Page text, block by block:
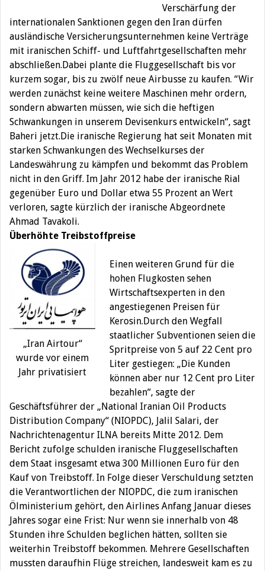
Verschärfung der
internationalen Sanktionen gegen den Iran dürfen
ausländische Versicherungsunternehmen keine Verträge
mit iranischen Schiff- und Luftfahrtgesellschaften mehr
abschließen.Dabei plante die Fluggesellschaft bis vor
kurzem sogar, bis zu zwölf neue Airbusse zu kaufen. “Wir
werden zunächst keine weitere Maschinen mehr ordern,
sondern abwarten müssen, wie sich die heftigen
Schwankungen in unserem Devisenkurs entwickeln“, sagt
Baheri jetzt.Die iranische Regierung hat seit Monaten mit
starken Schwankungen des Wechselkurses der
Landeswährung zu kämpfen und bekommt das Problem
nicht in den Griff. Im Jahr 2012 habe der iranische Rial
gegenüber Euro und Dollar etwa 55 Prozent an Wert
verloren, sagte kürzlich der iranische Abgeordnete
Ahmad Tavakoli.
Überhöhte Treibstoffpreise
„Iran Airtour“
wurde vor einem
Jahr privatisiert
Einen weiteren Grund für die
hohen Flugkosten sehen
Wirtschaftsexperten in den
angestiegenen Preisen für
Kerosin.Durch den Wegfall
staatlicher Subventionen seien die
Spritpreise von 5 auf 22 Cent pro
Liter gestiegen: „Die Kunden
können aber nur 12 Cent pro Liter
bezahlen“, sagte der
Geschäftsführer der „National Iranian Oil Products
Distribution Company“ (NIOPDC), Jalil Salari, der
Nachrichtenagentur ILNA bereits Mitte 2012. Dem
Bericht zufolge schulden iranische Fluggesellschaften
dem Staat insgesamt etwa 300 Millionen Euro für den
Kauf von Treibstoff. In Folge dieser Verschuldung setzten
die Verantwortlichen der NIOPDC, die zum iranischen
Ölministerium gehört, den Airlines Anfang Januar dieses
Jahres sogar eine Frist: Nur wenn sie innerhalb von 48
Stunden ihre Schulden beglichen hätten, sollten sie
weiterhin Treibstoff bekommen. Mehrere Gesellschaften
mussten daraufhin Flüge streichen, landesweit kam es zu